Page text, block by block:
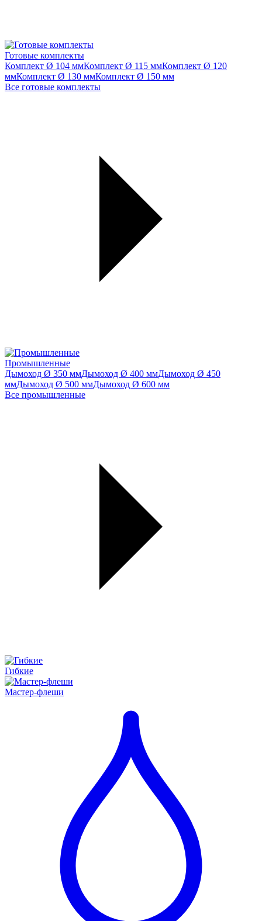
Готовые комплекты
Комплект Ø 104 ммКомплект Ø 115 ммКомплект Ø 120
ммКомплект Ø 130 ммКомплект Ø 150 мм
Все готовые комплекты
Промышленные
Дымоход Ø 350 ммДымоход Ø 400 ммДымоход Ø 450
ммДымоход Ø 500 ммДымоход Ø 600 мм
Все промышленные
Гибкие
Мастер-флеши